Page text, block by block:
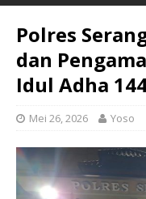
Polres
dan
Idul Adha
Mei 26, 2026 Yoso